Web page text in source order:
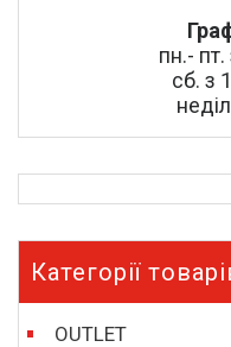
пн.-
сб. з
Категорії
OUTLET